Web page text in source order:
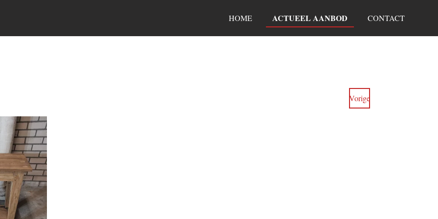
HOME ACTUEEL AANBOD CONTACT
Vorige